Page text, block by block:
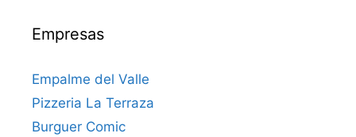
Empresas
Empalme del Valle
Pizzeria La Terraza
Burguer Comic